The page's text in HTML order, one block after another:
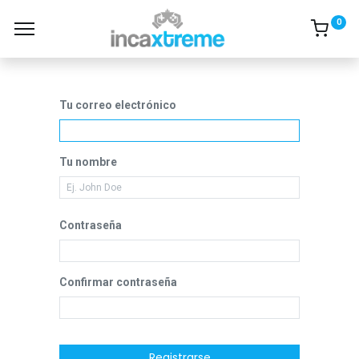
0
Tu correo electrónico
Tu nombre
Contraseña
Confirmar contraseña